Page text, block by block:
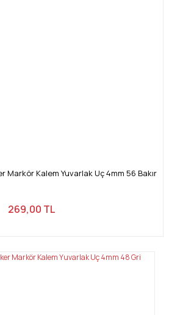
Markör Kalem Yuvarlak Uç 4mm 56 Bakır
269,00 TL